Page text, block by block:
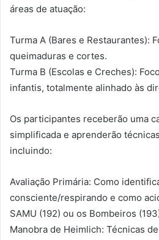
áreas de atuação:
Turma A (Bares e Restaurantes):
queimaduras e cortes.
Turma B (Escolas e Creches):
infantis, totalmente alinhado às
Os participantes receberão uma
simplificada e aprenderão
incluindo:
Avaliação Primária: Como
consciente/respirando e como
SAMU (192) ou os Bombeiros
Manobra de Heimlich: Técnicas